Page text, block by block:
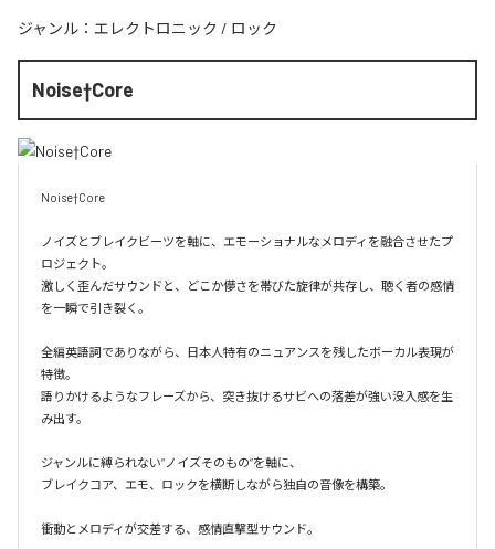
ジャンル： エレクトロニック / ロック
Noise†Core
Noise†Core
ノイズとブレイクビーツを軸に、エモーショナルなメロディを融合させたプ
ロジェクト。
激しく歪んだサウンドと、どこか儚さを帯びた旋律が共存し、聴く者の感情
を一瞬で引き裂く。
全編英語詞でありながら、日本人特有のニュアンスを残したボーカル表現が
特徴。
語りかけるようなフレーズから、突き抜けるサビへの落差が強い没入感を生
み出す。
ジャンルに縛られない“ノイズそのもの”を軸に、
ブレイクコア、エモ、ロックを横断しながら独自の音像を構築。
衝動とメロディが交差する、感情直撃型サウンド。